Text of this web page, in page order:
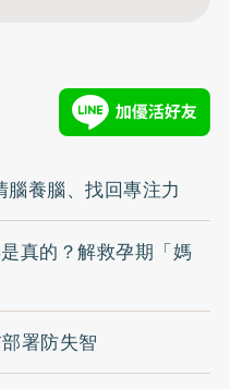
養腦、找回專注力
真的？解救孕期「媽
署防失智